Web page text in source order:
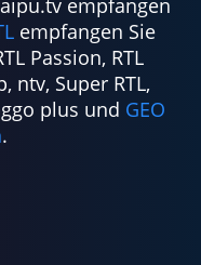
empfangen Sie
Passion, RTL
ntv, Super RTL,
plus und GEO
.